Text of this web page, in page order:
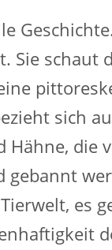
Sie schaut
sich
die
gebannt
es